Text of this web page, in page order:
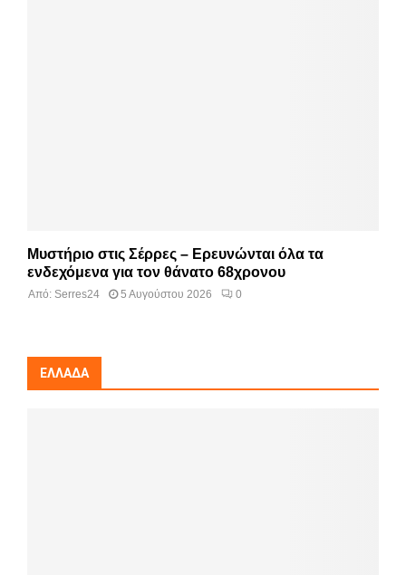
Μυστήριο στις Σέρρες – Ερευνώνται όλα τα
ενδεχόμενα για τον θάνατο 68χρονου
Από: Serres24 5 Αυγούστου 2026 0
ΕΛΛΆΔΑ